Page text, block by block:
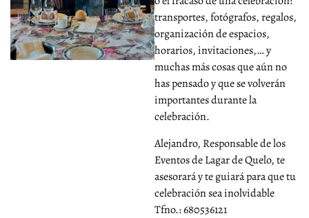
transportes, fotógrafos, regalos,
organización de espacios,
horarios, invitaciones,… y
muchas más cosas que aún no
has pensado y que se volverán
importantes durante la
celebración.
Alejandro, Responsable de los
Eventos de Lagar de Quelo, te
asesorará y te guiará para que tu
celebración sea inolvidable
Tfno.: 680536121